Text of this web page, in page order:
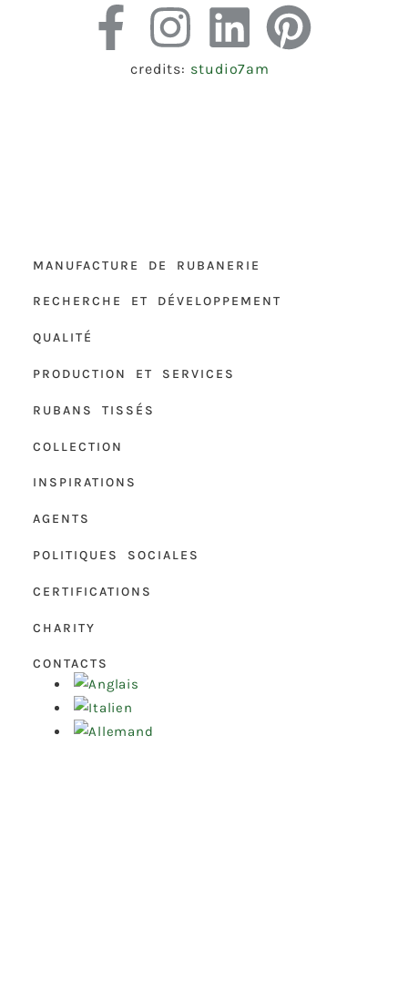
credits: studio7am
MANUFACTURE DE RUBANERIE
RECHERCHE ET DÉVELOPPEMENT
QUALITÉ
PRODUCTION ET SERVICES
RUBANS TISSÉS
COLLECTION
INSPIRATIONS
AGENTS
POLITIQUES SOCIALES
CERTIFICATIONS
CHARITY
CONTACTS